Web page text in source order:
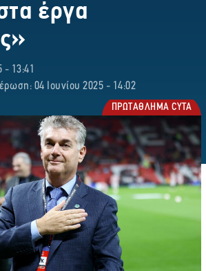
έργα
- 13:41
04 Ιουνίου 2025 - 14:02
ΠΡΩΤΑΘΛΗΜΑ CYTA